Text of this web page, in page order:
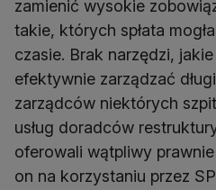
zamienić wysokie
takie, których spłata
czasie. Brak narzędzi,
efektywnie zarządzać
zarządców niektórych
usług doradców
oferowali wątpliwy prawnie
on na korzystaniu przez